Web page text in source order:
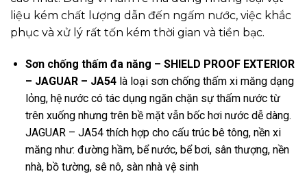
liệu kém chất lượng dẫn đến ngấm nước, việc khắc
phục và xử lý rất tốn kém thời gian và tiền bạc.
Sơn chống thấm đa năng – SHIELD PROOF EXTERIOR
– JAGUAR – JA54 là loại sơn chống thấm xi măng dạng
lỏng, hệ nước có tác dụng ngăn chặn sự thấm nước từ
trên xuống nhưng trên bề mặt vẫn bốc hơi nước dễ dàng.
JAGUAR – JA54 thích hợp cho cấu trúc bê tông, nền xi
măng như: đường hầm, bể nước, bể bơi, sân thượng, nền
nhà, bồ tường, sê nô, sàn nhà vệ sinh